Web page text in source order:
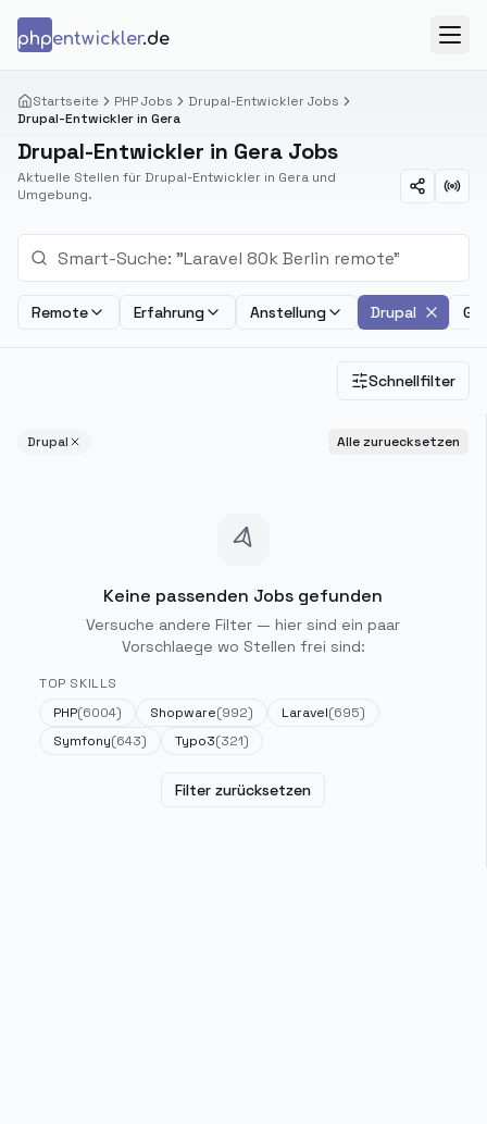
phpentwickler.de
Startseite PHP Jobs
Drupal-Entwickler Jobs
Drupal-Entwickler in Gera
Drupal-Entwickler in Gera Jobs
Aktuelle Stellen für Drupal-Entwickler in Gera und
Umgebung.
Remote Erfahrung Anstellung Drupal
Schnellfilter
Drupal Alle zuruecksetzen
Keine passenden Jobs gefunden
Versuche andere Filter — hier sind ein paar
Vorschlaege wo Stellen frei sind:
TOP SKILLS
PHP(6004) Shopware(992) Laravel(695)
Symfony(643) Typo3(321)
Filter zurücksetzen